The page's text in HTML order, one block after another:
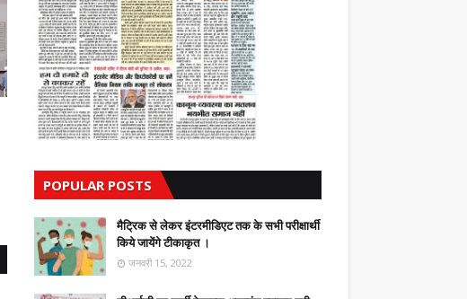
POPULAR POSTS
मैट्रिक से लेकर इंटरमीडिएट तक के सभी परीक्षार्थी
किये जायेंगे टीकाकृत ।
जनवरी 15, 2022